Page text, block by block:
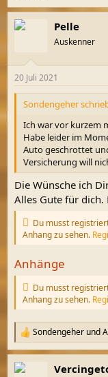
Pelle
Auskenner
20 Juli 2021
Sondengeher
Ich war vor kurzem
Habe leider im
Auto geschrottet
Versicherung will
Die Wünsche ich
Alles Gute für dich.
Du musst
Anhang zu sehen.
Anhänge
Du musst
Anhang zu sehen.
R
e
a
k
Sondengeher und